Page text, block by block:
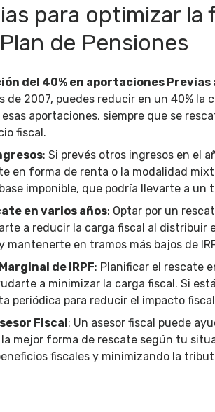
para optimizar la
de Pensiones
del 40% en aportaciones Previas
de 2007, puedes reducir en un 40% la
aportaciones, siempre que se
fiscal.
: Si prevés otros ingresos en el
en forma de renta o la modalidad
imponible, que podría llevarte a un
en varios años: Optar por un
a reducir la carga fiscal al distribuir
mantenerte en tramos más bajos de
de IRPF: Planificar el rescate
a minimizar la carga fiscal. Si
periódica para reducir el impacto
Fiscal : Un asesor fiscal puede
mejor forma de rescate según tu
fiscales y minimizando la